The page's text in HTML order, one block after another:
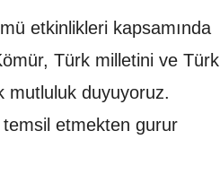
etkinlikleri kapsamında
Türk milletini ve Türk
mutluluk duyuyoruz.
etmekten gurur